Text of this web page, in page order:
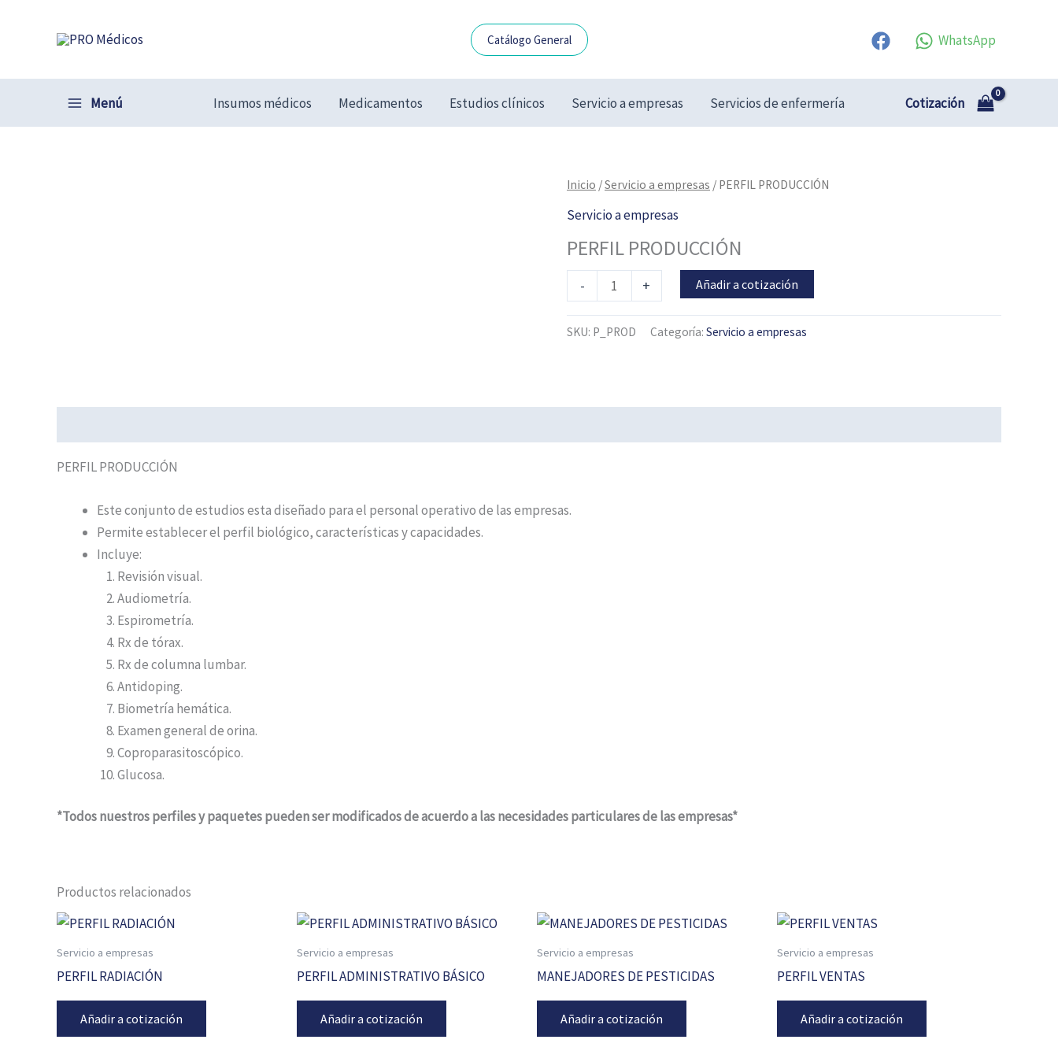
Catálogo General WhatsApp
Menú Insumos médicos Medicamentos Estudios clínicos Servicio a empresas Servicios de enfermería Cotización
Inicio /Servicio a empresas / PERFIL PRODUCCIÓN
Servicio a empresas
PERFIL PRODUCCIÓN
-
PERFIL
PRODUCCIÓN
+ Añadir a cotización
SKU: P_PROD Categoría: Servicio a empresas
PERFIL PRODUCCIÓN
Este conjunto de estudios esta diseñado para el personal operativo de las empresas.
Permite establecer el perfil biológico, características y capacidades.
Incluye:
Revisión visual.
Audiometría.
Espirometría.
Rx de tórax.
Rx de columna lumbar.
Antidoping.
Biometría hemática.
Examen general de orina.
Coproparasitoscópico.
Glucosa.
*Todos nuestros perfiles y paquetes pueden ser modificados de acuerdo a las necesidades particulares de las empresas*
Productos relacionados
Servicio a empresas
PERFIL RADIACIÓN
Añadir a cotización
Servicio a empresas
PERFIL ADMINISTRATIVO BÁSICO
Añadir a cotización
Servicio a empresas
MANEJADORES DE PESTICIDAS
Añadir a cotización
Servicio a empresas
PERFIL VENTAS
Añadir a cotización